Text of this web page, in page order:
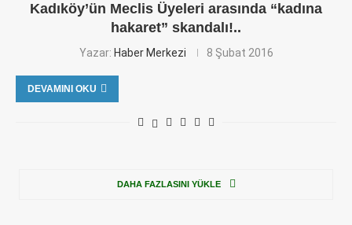
Kadıköy’ün Meclis Üyeleri arasında “kadına
hakaret” skandalı!..
Yazar: Haber Merkezi 8 Şubat 2016
DEVAMINI OKU
DAHA FAZLASINI YÜKLE